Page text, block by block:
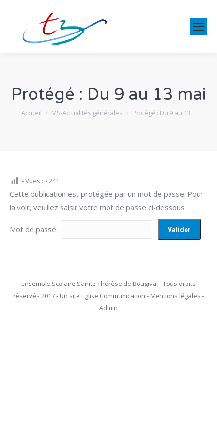
Protégé : Du 9 au 13 mai
Vous êtes ici :
Accueil MS-Actualités générales Protégé : Du 9 au 13…
Vues : 241
Cette publication est protégée par un mot de passe. Pour
la voir, veuillez saisir votre mot de passe ci-dessous :
Mot de passe :
Ensemble Scolaire Sainte Thérèse de Bougival - Tous droits
réservés 2017 - Un site Eglise Communication - Mentions légales -
Admin